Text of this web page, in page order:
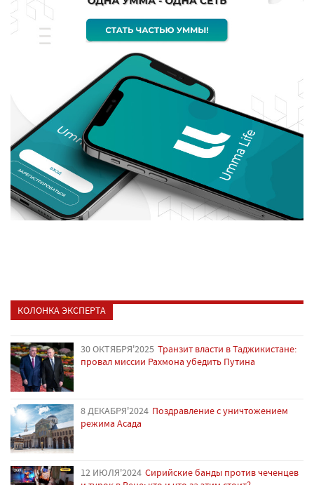
КОЛОНКА ЭКСПЕРТА
30 ОКТЯБРЯ'2025 Транзит власти в Таджикистане:
провал миссии Рахмона убедить Путина
8 ДЕКАБРЯ'2024 Поздравление с уничтожением
режима Асада
12 ИЮЛЯ'2024 Сирийские банды против чеченцев